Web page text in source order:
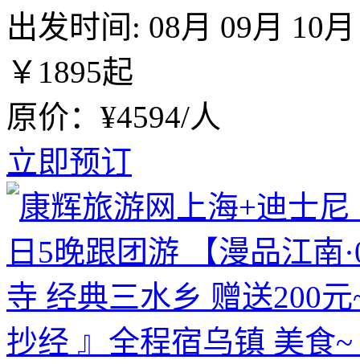
出发时间: 08月 09月 10月
￥ 1895起
原价：¥4594/人
立即预订